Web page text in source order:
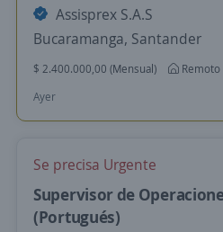
Assisprex S.A.S
Bucaramanga, Santander
$ 2.400.000,00 (Mensual)
Remoto
Ayer
Se precisa Urgente
Supervisor de
(Portugués)